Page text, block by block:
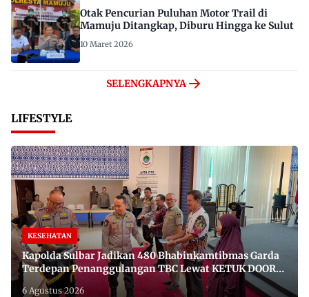
Otak Pencurian Puluhan Motor Trail di
Mamuju Ditangkap, Diburu Hingga ke Sulut
10 Maret 2026
SELENGKAPNYA
LIFESTYLE
KESEHATAN
Kapolda Sulbar Jadikan 480 Bhabinkamtibmas Garda
Terdepan Penanggulangan TBC Lewat KETUK DOORS
di 650 Desa
6 Agustus 2026